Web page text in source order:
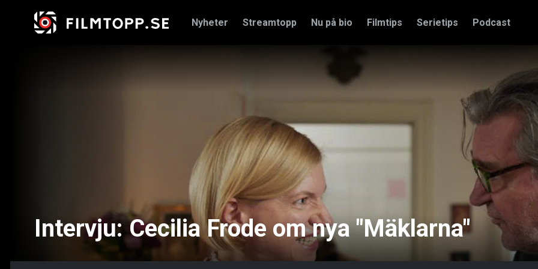
Nyheter Streamtopp Nu på bio Filmtips Serietips Podcast
Intervju: Cecilia Frode om nya "Mäklarna"